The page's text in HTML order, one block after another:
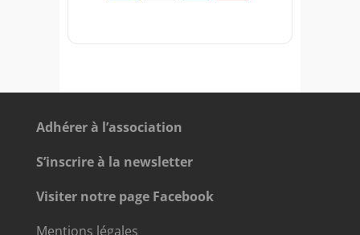
Adhérer à l’association
S’inscrire à la newsletter
Visiter notre page Facebook
Mentions légales